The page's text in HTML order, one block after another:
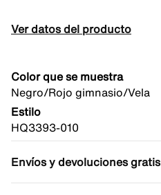
Ver datos del producto
Color que se muestra
Negro/Rojo gimnasio/Vela
Estilo
HQ3393-010
Envíos y devoluciones gratis